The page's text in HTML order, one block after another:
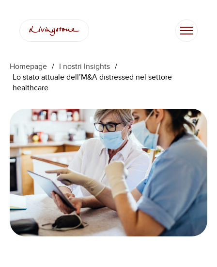
contenuto
Homepage / I nostri Insights /
Lo stato attuale dell’M&A distressed nel settore
healthcare